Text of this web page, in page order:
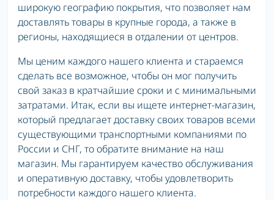
широкую географию покрытия, что позволяет нам
доставлять товары в крупные города, а также в
регионы, находящиеся в отдалении от центров.
Мы ценим каждого нашего клиента и стараемся
сделать все возможное, чтобы он мог получить
свой заказ в кратчайшие сроки и с минимальными
затратами. Итак, если вы ищете интернет-магазин,
который предлагает доставку своих товаров всеми
существующими транспортными компаниями по
России и СНГ, то обратите внимание на наш
магазин. Мы гарантируем качество обслуживания
и оперативную доставку, чтобы удовлетворить
потребности каждого нашего клиента.